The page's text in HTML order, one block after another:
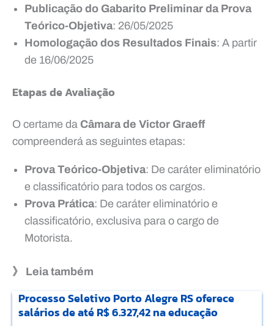
Publicação do Gabarito Preliminar da Prova
Teórico-Objetiva: 26/05/2025
Homologação dos Resultados Finais: A partir
de 16/06/2025
Etapas de Avaliação
O certame da Câmara de Victor Graeff
compreenderá as seguintes etapas:
Prova Teórico-Objetiva: De caráter eliminatório
e classificatório para todos os cargos.
Prova Prática: De caráter eliminatório e
classificatório, exclusiva para o cargo de
Motorista.
》 Leia também
Processo Seletivo Porto Alegre RS oferece
salários de até R$ 6.327,42 na educação